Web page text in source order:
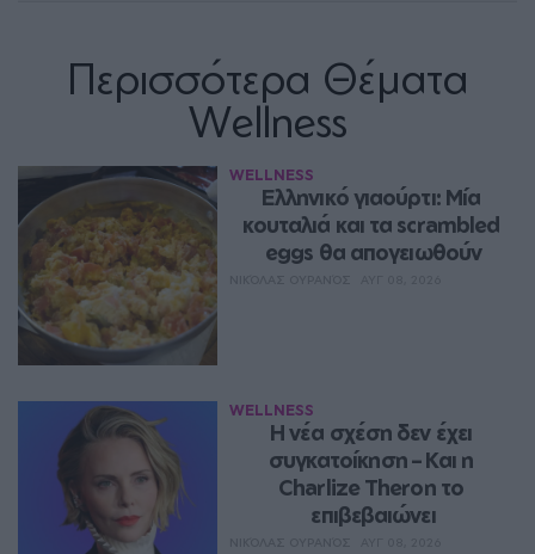
Περισσότερα Θέματα
Wellness
WELLNESS
Ελληνικό γιαούρτι: Μία
κουταλιά και τα scrambled
eggs θα απογειωθούν
WELLNESS
Η νέα σχέση δεν έχει
συγκατοίκηση – Και η
Charlize Theron το
επιβεβαιώνει